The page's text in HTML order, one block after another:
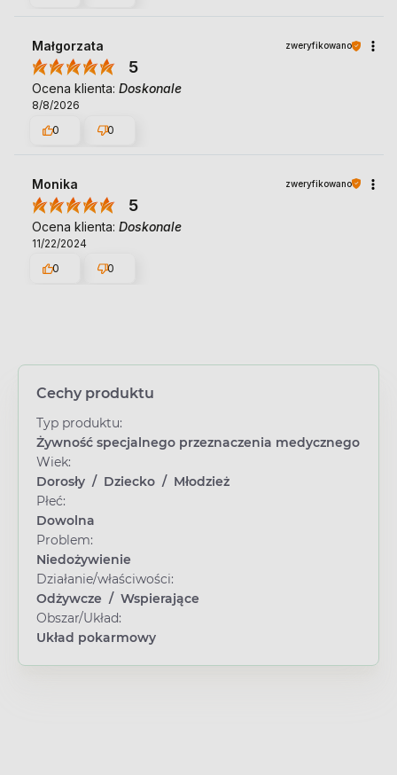
Małgorzata zweryfikowano
5
Ocena klienta: Doskonale
8/8/2026
0
0
Monika zweryfikowano
5
Ocena klienta: Doskonale
11/22/2024
0
0
Cechy produktu
Typ produktu:
Żywność specjalnego przeznaczenia medycznego
Wiek:
Dorosły / Dziecko / Młodzież
Płeć:
Dowolna
Problem:
Niedożywienie
Działanie/właściwości:
Odżywcze / Wspierające
Obszar/Układ:
Układ pokarmowy